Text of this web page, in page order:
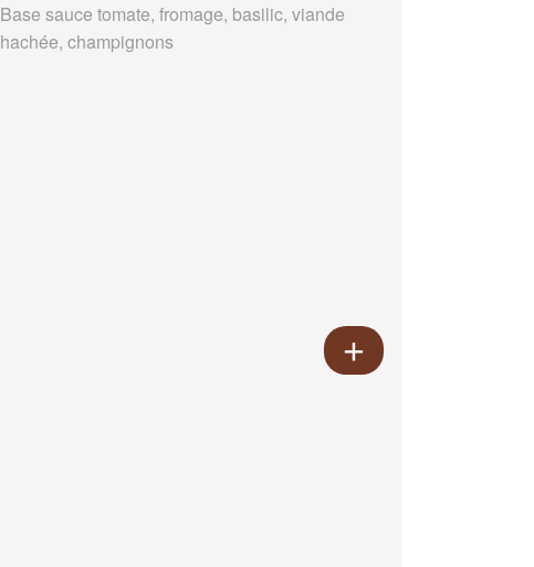
Base sauce tomate, fromage, basilic, viande
hachée, champignons